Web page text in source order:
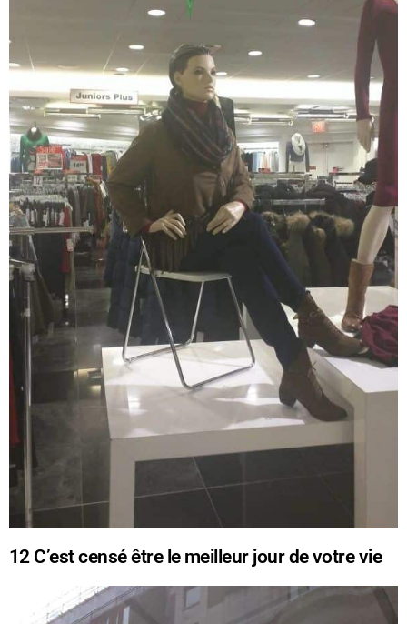
12 C’est censé être le meilleur jour de votre vie